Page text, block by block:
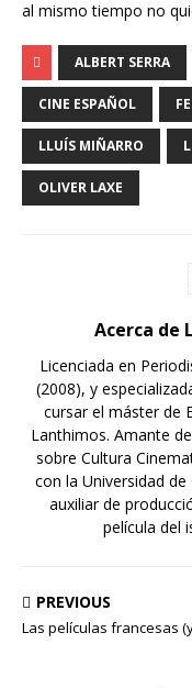
al mismo tiempo no
ALBERT SERRA
CINE ESPAÑOL
LLUÍS MIÑARRO
OLIVER LAXE
Acerca de
Licenciada en
(2008), y
cursar el máster de
Lanthimos. Amante
sobre Cultura
con la Universidad
auxiliar de
película del
PREVIOUS
Las películas francesas